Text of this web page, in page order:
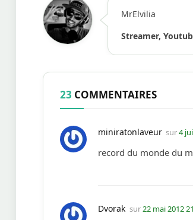
MrElvilia
Streamer,
23 COMMENTAIRES
miniratonlaveur sur4
record du monde du
Dvorak sur22 mai 2012